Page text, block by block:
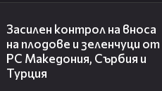
Засилен контрол на вноса
на плодове и зеленчуци от
РС Македония, Сърбия и
Турция